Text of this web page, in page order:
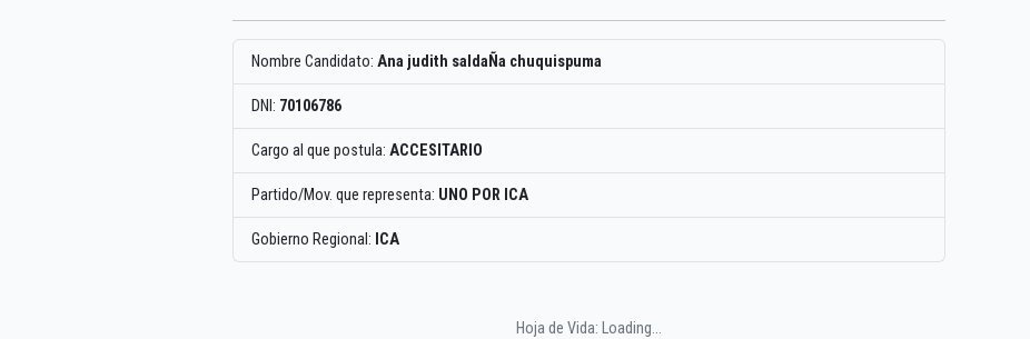
Nombre Candidato: Ana judith saldaÑa chuquispuma
DNI: 70106786
Cargo al que postula: ACCESITARIO
Partido/Mov. que representa: UNO POR ICA
Gobierno Regional: ICA
Hoja de Vida: Loading...